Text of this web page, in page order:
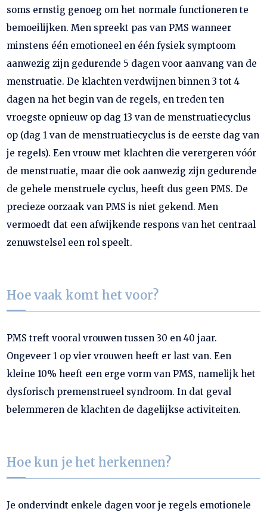
soms ernstig genoeg om het normale functioneren te
bemoeilijken. Men spreekt pas van PMS wanneer
minstens één emotioneel en één fysiek symptoom
aanwezig zijn gedurende 5 dagen voor aanvang van de
menstruatie. De klachten verdwijnen binnen 3 tot 4
dagen na het begin van de regels, en treden ten
vroegste opnieuw op dag 13 van de menstruatiecyclus
op (dag 1 van de menstruatiecyclus is de eerste dag van
je regels). Een vrouw met klachten die verergeren vóór
de menstruatie, maar die ook aanwezig zijn gedurende
de gehele menstruele cyclus, heeft dus geen PMS. De
precieze oorzaak van PMS is niet gekend. Men
vermoedt dat een afwijkende respons van het centraal
zenuwstelsel een rol speelt.
Hoe vaak komt het voor?
PMS treft vooral vrouwen tussen 30 en 40 jaar.
Ongeveer 1 op vier vrouwen heeft er last van. Een
kleine 10% heeft een erge vorm van PMS, namelijk het
dysforisch premenstrueel syndroom. In dat geval
belemmeren de klachten de dagelijkse activiteiten.
Hoe kun je het herkennen?
Je ondervindt enkele dagen voor je regels emotionele